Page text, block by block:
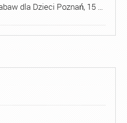
dla Dzieci Poznań, 15 …